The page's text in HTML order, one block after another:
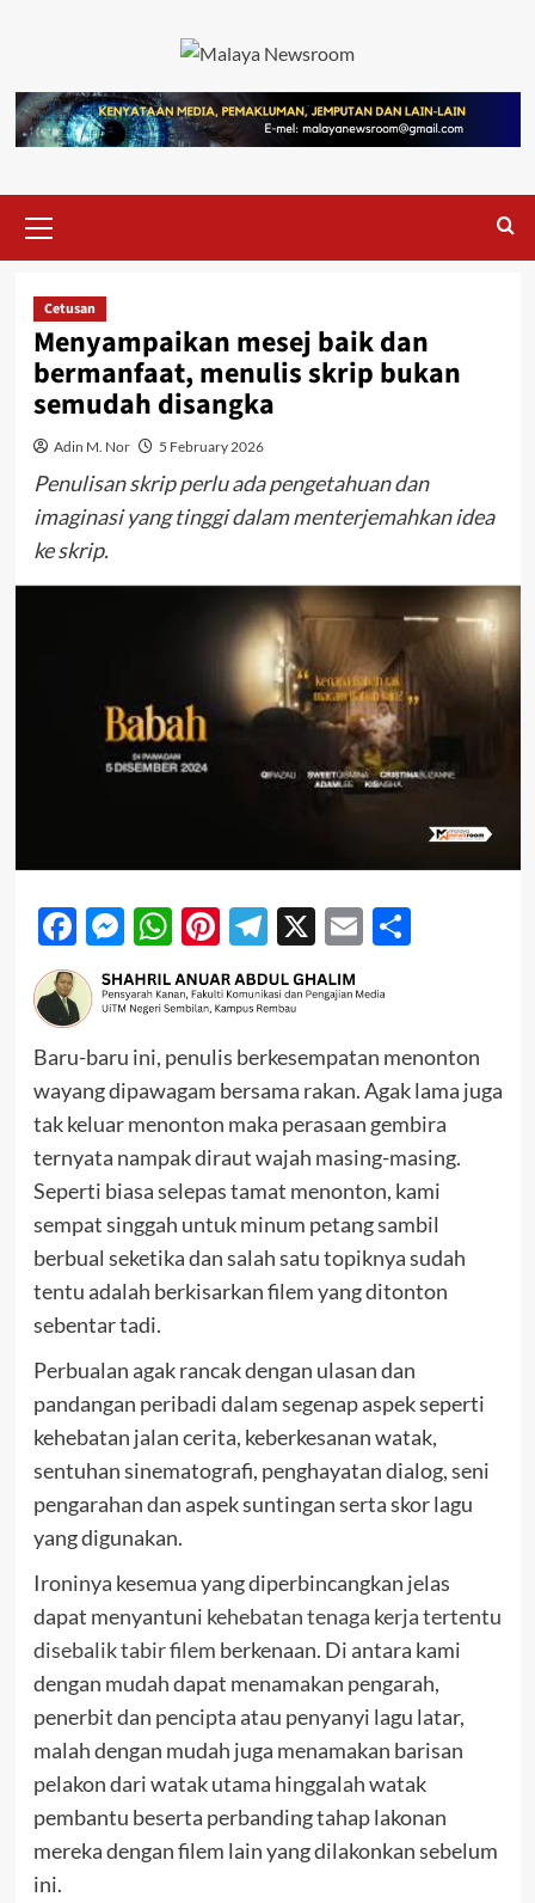
Cetusan
Menyampaikan mesej baik dan
bermanfaat, menulis skrip bukan
semudah disangka
Adin M. Nor 5 February 2026
Penulisan skrip perlu ada pengetahuan dan
imaginasi yang tinggi dalam menterjemahkan idea
ke skrip.
Facebook
Messenger
WhatsApp
Pinterest
Telegram
X EmailShare
Baru-baru ini, penulis berkesempatan menonton
wayang dipawagam bersama rakan. Agak lama juga
tak keluar menonton maka perasaan gembira
ternyata nampak diraut wajah masing-masing.
Seperti biasa selepas tamat menonton, kami
sempat singgah untuk minum petang sambil
berbual seketika dan salah satu topiknya sudah
tentu adalah berkisarkan filem yang ditonton
sebentar tadi.
Perbualan agak rancak dengan ulasan dan
pandangan peribadi dalam segenap aspek seperti
kehebatan jalan cerita, keberkesanan watak,
sentuhan sinematografi, penghayatan dialog, seni
pengarahan dan aspek suntingan serta skor lagu
yang digunakan.
Ironinya kesemua yang diperbincangkan jelas
dapat menyantuni kehebatan tenaga kerja tertentu
disebalik tabir filem berkenaan. Di antara kami
dengan mudah dapat menamakan pengarah,
penerbit dan pencipta atau penyanyi lagu latar,
malah dengan mudah juga menamakan barisan
pelakon dari watak utama hinggalah watak
pembantu beserta perbanding tahap lakonan
mereka dengan filem lain yang dilakonkan sebelum
ini.